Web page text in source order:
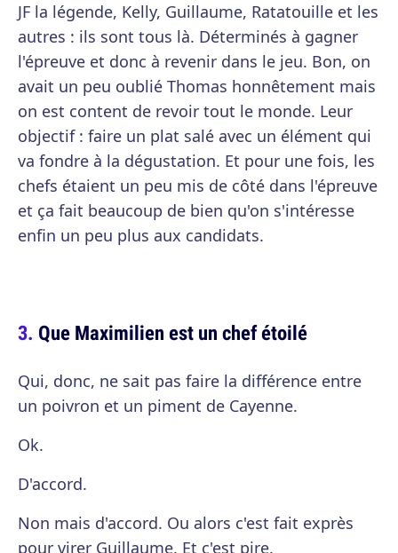
JF la légende, Kelly, Guillaume, Ratatouille et les
autres : ils sont tous là. Déterminés à gagner
l'épreuve et donc à revenir dans le jeu. Bon, on
avait un peu oublié Thomas honnêtement mais
on est content de revoir tout le monde. Leur
objectif : faire un plat salé avec un élément qui
va fondre à la dégustation. Et pour une fois, les
chefs étaient un peu mis de côté dans l'épreuve
et ça fait beaucoup de bien qu'on s'intéresse
enfin un peu plus aux candidats.
Que Maximilien est un chef étoilé
Qui, donc, ne sait pas faire la différence entre
un poivron et un piment de Cayenne.
Ok.
D'accord.
Non mais d'accord. Ou alors c'est fait exprès
pour virer Guillaume. Et c'est pire.